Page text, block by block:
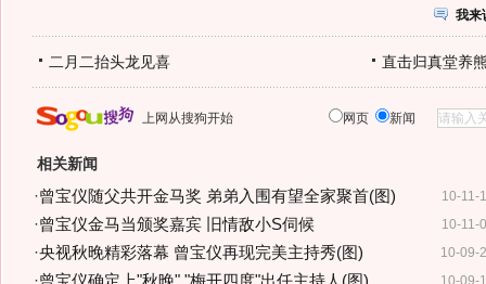
我来
二月二抬头龙见喜 直击归真堂养
上网从搜狗开始 网页 新闻
相关新闻
10-11-
·曾宝仪随父共开金马奖 弟弟入围有望全家聚首(图)
10-11-
·曾宝仪金马当颁奖嘉宾 旧情敌小S伺候
10-09-
·央视秋晚精彩落幕 曾宝仪再现完美主持秀(图)
10-09-